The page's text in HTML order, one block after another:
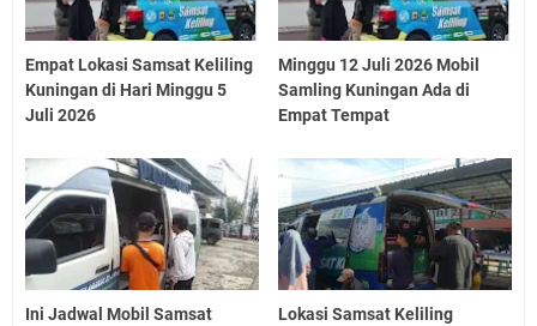
Empat Lokasi Samsat Keliling
Kuningan di Hari Minggu 5
Juli 2026
Minggu 12 Juli 2026 Mobil
Samling Kuningan Ada di
Empat Tempat
Ini Jadwal Mobil Samsat
Lokasi Samsat Keliling